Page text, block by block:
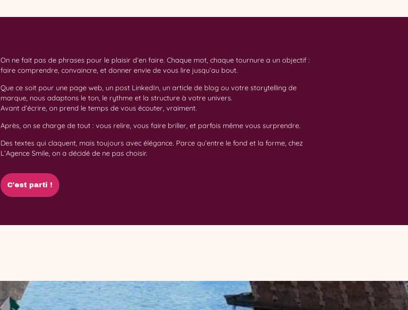
On ne fait pas de phrases pour le plaisir d’en faire. Chaque mot, chaque tournure a un objectif :
faire comprendre, convaincre, et donner envie de vous lire jusqu’au bout.
Que ce soit pour une page web, un post LinkedIn, un article de blog ou votre storytelling de
marque, nous adaptons le ton, le rythme et la structure à votre univers.
Avant d’écrire, on prend le temps de vous écouter, vraiment.
Après, on se charge de tout : vous relire, vous faire briller, et parfois même vous surprendre.
Des textes qui claquent, mais toujours avec élégance. Parce qu’entre le fond et la forme, chez
L’Agence Smile, on a décidé de ne pas choisir.
C'est parti !